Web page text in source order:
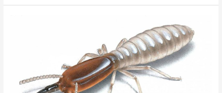
مكافحة